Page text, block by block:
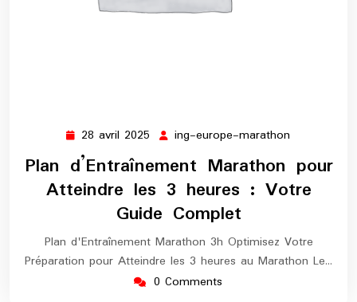
28 avril 2025 28
2025
ing-europe-marathon
marathon
Plan d’Entraînement Marathon pour
Atteindre les 3 heures : Votre
Guide Complet
Plan d'Entraînement Marathon 3h Optimisez Votre
Préparation pour Atteindre les 3 heures au Marathon Le…
0 Comments